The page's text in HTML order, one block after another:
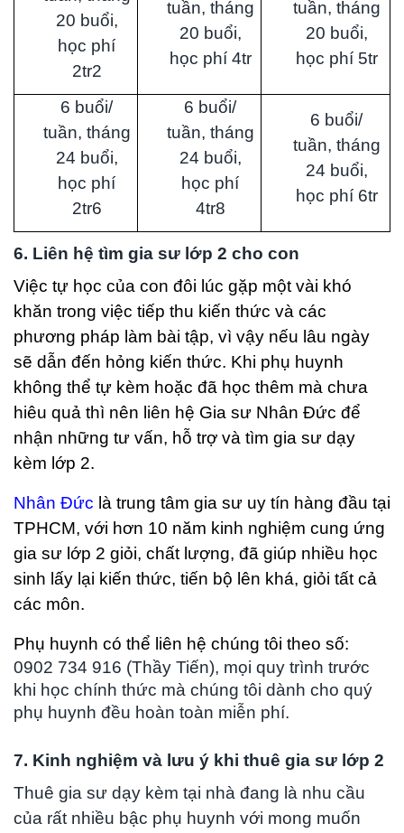
20 buổi,
học phí
2tr2
tuần, tháng
20 buổi,
học phí 4tr
tuần, tháng
20 buổi,
học phí 5tr
6 buổi/
tuần, tháng
24 buổi,
học phí
2tr6
6 buổi/
tuần, tháng
24 buổi,
học phí
4tr8
6 buổi/
tuần, tháng
24 buổi,
học phí 6tr
6. Liên hệ tìm gia sư lớp 2 cho con
Việc tự học của con đôi lúc gặp một vài khó
khăn trong việc tiếp thu kiến thức và các
phương pháp làm bài tập, vì vậy nếu lâu ngày
sẽ dẫn đến hỏng kiến thức. Khi phụ huynh
không thể tự kèm hoặc đã học thêm mà chưa
hiêu quả thì nên liên hệ Gia sư Nhân Đức để
nhận những tư vấn, hỗ trợ và tìm gia sư dạy
kèm lớp 2.
Nhân Đức là trung tâm gia sư uy tín hàng đầu tại
TPHCM, với hơn 10 năm kinh nghiệm cung ứng
gia sư lớp 2 giỏi, chất lượng, đã giúp nhiều học
sinh lấy lại kiến thức, tiến bộ lên khá, giỏi tất cả
các môn.
Phụ huynh có thể liên hệ chúng tôi theo số:
0902 734 916 (Thầy Tiến), mọi quy trình trước
khi học chính thức mà chúng tôi dành cho quý
phụ huynh đều hoàn toàn miễn phí.
7. Kinh nghiệm và lưu ý khi thuê gia sư lớp 2
Thuê gia sư dạy kèm tại nhà đang là nhu cầu
của rất nhiều bậc phụ huynh với mong muốn